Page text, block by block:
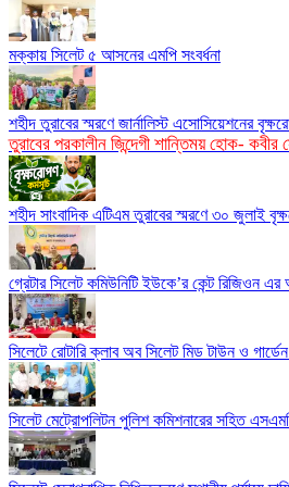
মক্কায় সিলেট ৫ আসনের এমপি সংবর্ধনা
শহীদ তুরাবের স্মরণে জার্নালিস্ট এসোসিয়েশনের
তুরাবের পরকালীন জিন্দেগী শান্তিময় হোক- কবীর
শহীদ সাংবাদিক এটিএম তুরাবের স্মরণে ৩০ জুলাই
গ্রেটার সিলেট কমিউনিটি ইউকে’র কেন্ট রিজিওন এর
সিলেটে রোটারি ক্লাব অব সিলেট মিড টাউন ও
সিলেট মেট্রোপলিটন পুলিশ কমিশনারের সহিত